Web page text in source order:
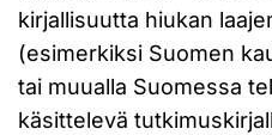
kirjallisuutta hiukan
(esimerkiksi Suomen
tai muualla Suomessa
käsittelevä